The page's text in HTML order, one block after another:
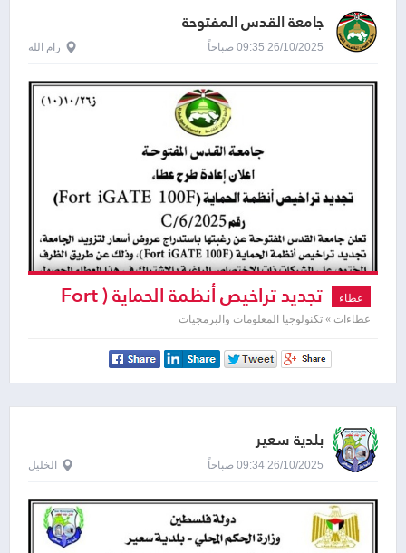
جامعة القدس المفتوحة
26/10/2025 09:35 صباحاً رام الله
عطاء تجديد تراخيص أنظمة الحماية ( Fort
iGATE 100F )
عطاءات » تكنولوجيا المعلومات والبرمجيات
بلدية سعير
26/10/2025 09:34 صباحاً الخليل